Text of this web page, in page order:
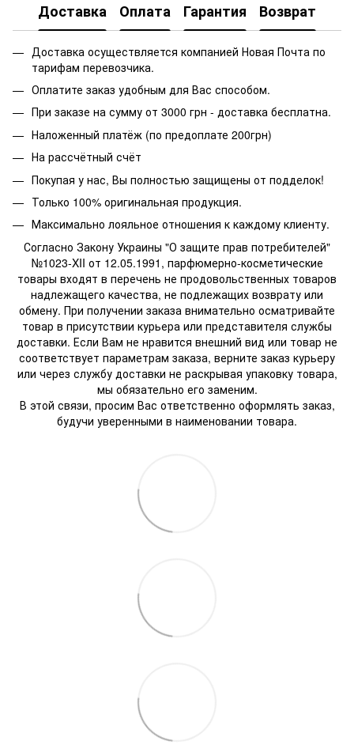
Доставка Оплата Гарантия Возврат
Доставка осуществляется компанией Новая Почта по
тарифам перевозчика.
Оплатите заказ удобным для Вас способом.
При заказе на сумму от 3000 грн - доставка бесплатна.
Наложенный платёж (по предоплате 200грн)
На рассчётный счёт
Покупая у нас, Вы полностью защищены от подделок!
Только 100% оригинальная продукция.
Максимально лояльное отношения к каждому клиенту.
Согласно Закону Украины "О защите прав потребителей"
№1023-XII от 12.05.1991, парфюмерно-косметические
товары входят в перечень не продовольственных товаров
надлежащего качества, не подлежащих возврату или
обмену. При получении заказа внимательно осматривайте
товар в присутствии курьера или представителя службы
доставки. Если Вам не нравится внешний вид или товар не
соответствует параметрам заказа, верните заказ курьеру
или через службу доставки не раскрывая упаковку товара,
мы обязательно его заменим.
В этой связи, просим Вас ответственно оформлять заказ,
будучи уверенными в наименовании товара.